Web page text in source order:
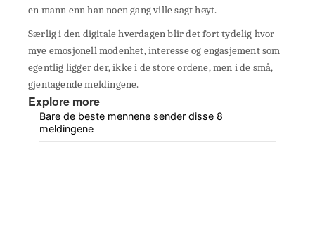
en mann enn han noen gang ville sagt høyt.
Særlig i den digitale hverdagen blir det fort tydelig hvor
mye emosjonell modenhet, interesse og engasjement som
egentlig ligger der, ikke i de store ordene, men i de små,
gjentagende meldingene.
Explore more
Bare de beste mennene sender disse 8
meldingene